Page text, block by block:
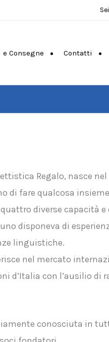
Consegne Contatti
Regalo, nasce
di fare qualcosa
diverse capacità e
disponeva di
linguistiche.
nel mercato
d’Italia con l’ausilio di
conosciuta in